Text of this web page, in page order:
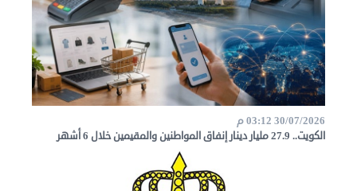
30/07/2026 03:12 م
الكويت.. 27.9 مليار دينار إنفاق المواطنين والمقيمين خلال 6 أشهر